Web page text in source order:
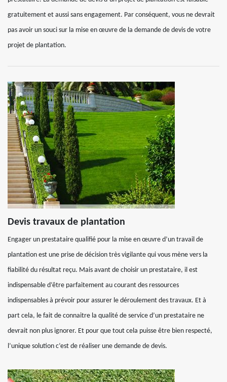
gratuitement et aussi sans engagement. Par conséquent, vous ne devrait
pas avoir un souci sur la mise en œuvre de la demande de devis de votre
projet de plantation.
Devis travaux de plantation
Engager un prestataire qualifié pour la mise en œuvre d’un travail de
plantation est une prise de décision très vigilante qui vous mène vers la
fiabilité du résultat reçu. Mais avant de choisir un prestataire, il est
indispensable d’être parfaitement au courant des ressources
indispensables à prévoir pour assurer le déroulement des travaux. Et à
part cela, le fait de connaitre la qualité de service d’un prestataire ne
devrait non plus ignorer. Et pour que tout cela puisse être bien respecté,
l’unique solution c’est de réaliser une demande de devis.